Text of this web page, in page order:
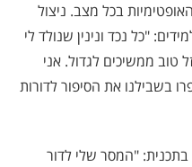
בכל מצב. ניצול
"כל נכד ונינין שנולד לי
טוב ממשיכים לגדול. אני
בשבילנו את הסיפור לדורות
"המסר שלי לדור